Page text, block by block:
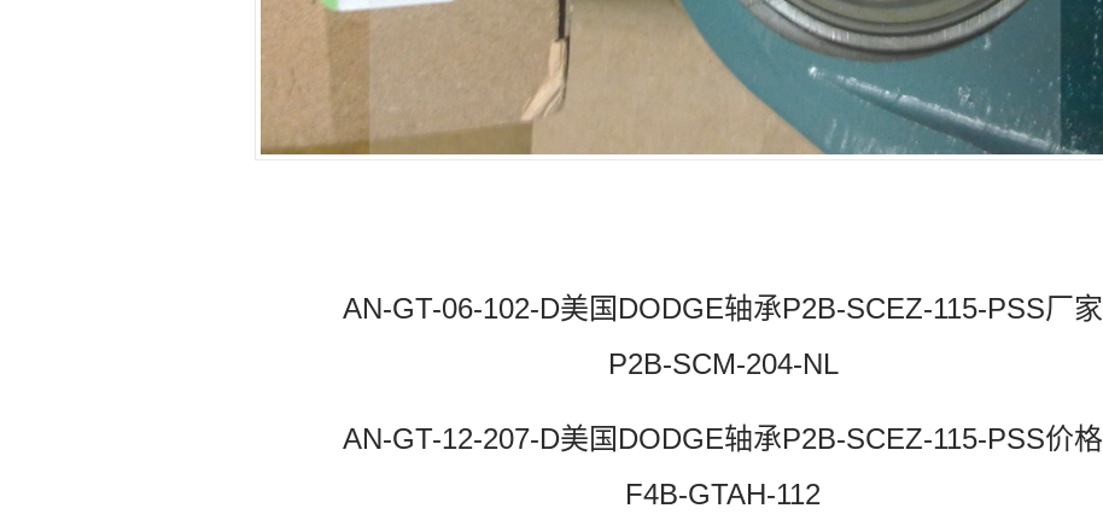
AN-GT-06-102-D美国DODGE轴承P2B-SCEZ-115-PSS厂家
P2B-SCM-204-NL
AN-GT-12-207-D美国DODGE轴承P2B-SCEZ-115-PSS价格
F4B-GTAH-112